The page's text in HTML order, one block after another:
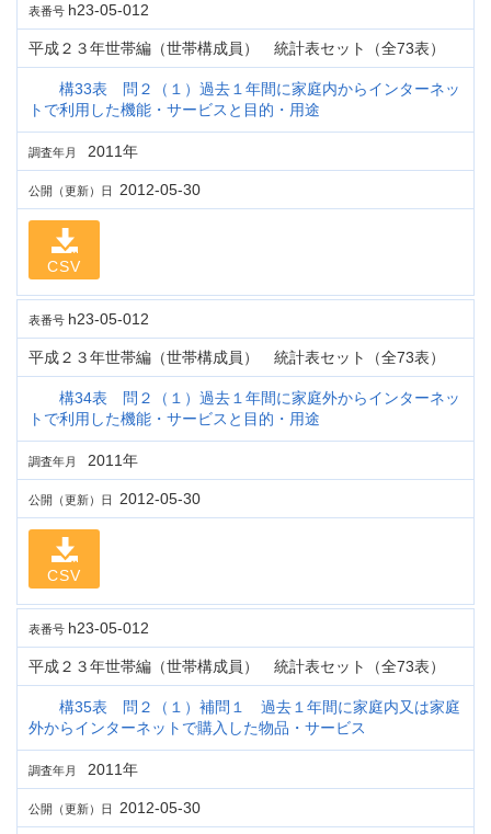
表番号 h23-05-012
平成２３年世帯編（世帯構成員） 統計表セット（全73表）
構33表 問２（１）過去１年間に家庭内からインターネッ
トで利用した機能・サービスと目的・用途
調査年月 2011年
公開（更新）日 2012-05-30
CSV
表番号 h23-05-012
平成２３年世帯編（世帯構成員） 統計表セット（全73表）
構34表 問２（１）過去１年間に家庭外からインターネッ
トで利用した機能・サービスと目的・用途
調査年月 2011年
公開（更新）日 2012-05-30
CSV
表番号 h23-05-012
平成２３年世帯編（世帯構成員） 統計表セット（全73表）
構35表 問２（１）補問１ 過去１年間に家庭内又は家庭
外からインターネットで購入した物品・サービス
調査年月 2011年
公開（更新）日 2012-05-30